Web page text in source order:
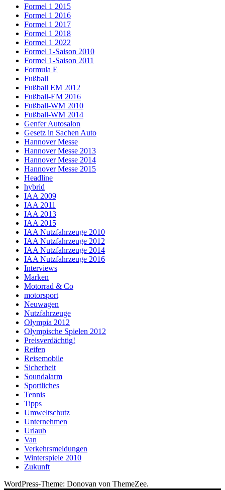
Formel 1 2015
Formel 1 2016
Formel 1 2017
Formel 1 2018
Formel 1 2022
Formel 1-Saison 2010
Formel 1-Saison 2011
Formula E
Fußball
Fußball EM 2012
Fußball-EM 2016
Fußball-WM 2010
Fußball-WM 2014
Genfer Autosalon
Gesetz in Sachen Auto
Hannover Messe
Hannover Messe 2013
Hannover Messe 2014
Hannover Messe 2015
Headline
hybrid
IAA 2009
IAA 2011
IAA 2013
IAA 2015
IAA Nutzfahrzeuge 2010
IAA Nutzfahrzeuge 2012
IAA Nutzfahrzeuge 2014
IAA Nutzfahrzeuge 2016
Interviews
Marken
Motorrad & Co
motorsport
Neuwagen
Nutzfahrzeuge
Olympia 2012
Olympische Spielen 2012
Preisverdächtig!
Reifen
Reisemobile
Sicherheit
Soundalarm
Sportliches
Tennis
Tipps
Umweltschutz
Unternehmen
Urlaub
Van
Verkehrsmeldungen
Winterspiele 2010
Zukunft
WordPress-Theme: Donovan von ThemeZee.